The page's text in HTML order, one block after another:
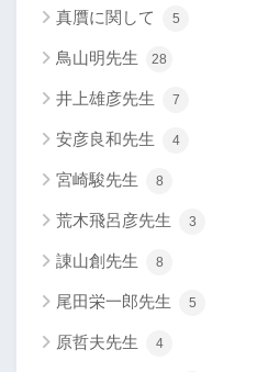
真贋に関して 5
鳥山明先生 28
井上雄彦先生 7
安彦良和先生 4
宮崎駿先生 8
荒木飛呂彦先生 3
諌山創先生 8
尾田栄一郎先生 5
原哲夫先生 4